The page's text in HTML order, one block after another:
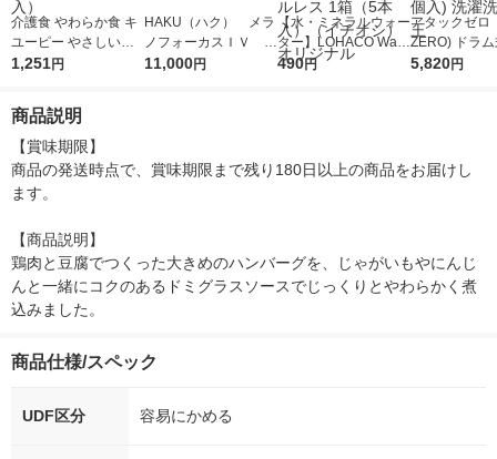
介護食 やわらか食 キ
ユーピー やさしい献
立 Y1ー6 海老だんご
1,251円
HAKU（ハク） メラ
ノフォーカスＩＶ 4
5ｇ 資生堂 おまけ
11,000円
【水・ミネラルウォー
ター】LOHACO Wate
r（ロハコウォータ
490円
アタックゼロ
ZERO) ドラ
詰め替え メガ
5,820円
商品説明
【賞味期限】
商品の発送時点で、賞味期限まで残り180日以上の商品をお届けし
ます。
【商品説明】
鶏肉と豆腐でつくった大きめのハンバーグを、じゃがいもやにんじ
んと一緒にコクのあるドミグラスソースでじっくりとやわらかく煮
込みました。
商品仕様/スペック
UDF区分 容易にかめる